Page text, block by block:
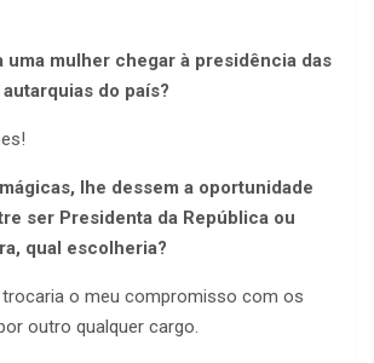
uma mulher chegar à presidência das
do país?
lhe dessem a oportunidade
ser Presidenta da República ou
qual escolheria?
trocaria o meu compromisso com os
outro qualquer cargo.